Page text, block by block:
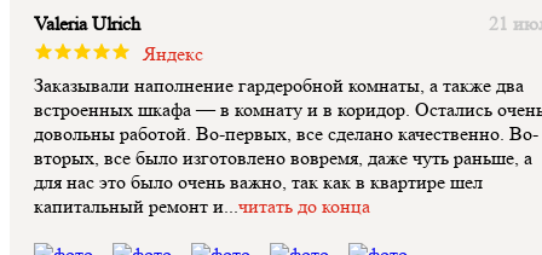
Valeria Ulrich
21
Яндекс
Заказывали наполнение гардеробной комнаты, а также два
встроенных шкафа — в комнату и в коридор. Остались
довольны работой. Во-первых, все сделано качественно. Во-
вторых, все было изготовлено вовремя, даже чуть раньше, а
для нас это было очень важно, так как в квартире шел
капитальный ремонт и...читать до конца